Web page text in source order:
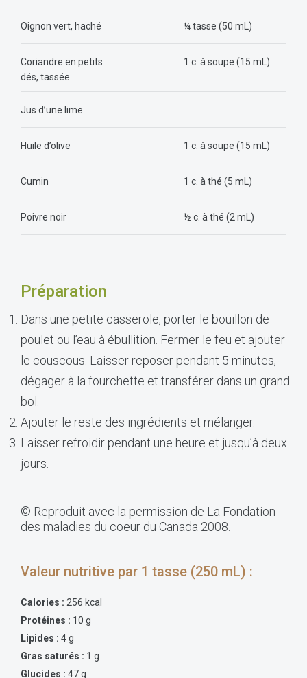
Oignon vert, haché ¼ tasse (50 mL)
Coriandre en petits
dés, tassée
1 c. à soupe (15 mL)
Jus d’une lime
Huile d’olive 1 c. à soupe (15 mL)
Cumin 1 c. à thé (5 mL)
Poivre noir ½ c. à thé (2 mL)
Préparation
Dans une petite casserole, porter le bouillon de
poulet ou l’eau à ébullition. Fermer le feu et ajouter
le couscous. Laisser reposer pendant 5 minutes,
dégager à la fourchette et transférer dans un grand
bol.
Ajouter le reste des ingrédients et mélanger.
Laisser refroidir pendant une heure et jusqu’à deux
jours.
© Reproduit avec la permission de La Fondation
des maladies du coeur du Canada 2008.
Valeur nutritive par 1 tasse (250 mL) :
Calories : 256 kcal
Protéines : 10 g
Lipides : 4 g
Gras saturés : 1 g
Glucides : 47 g